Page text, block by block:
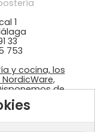
1
33
753
y cocina, los
de
fondant
…